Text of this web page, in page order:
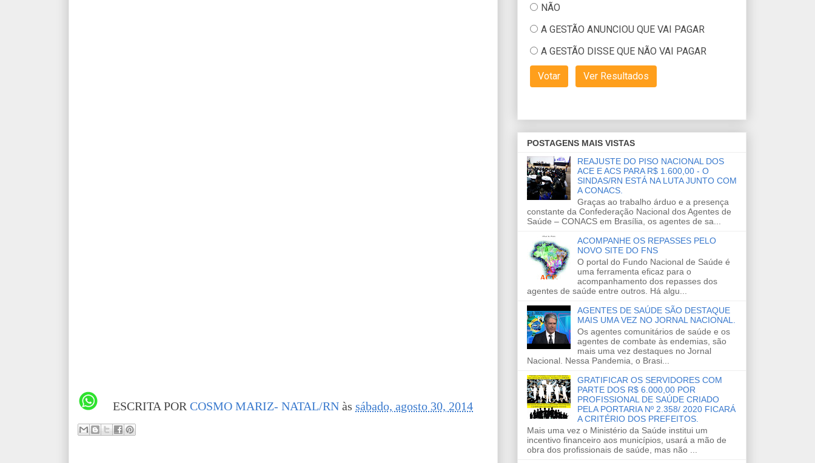
ESCRITA POR COSMO MARIZ- NATAL/RN às sábado, agosto 30, 2014
POSTAGENS MAIS VISTAS
REAJUSTE DO PISO NACIONAL DOS
ACE E ACS PARA R$ 1.600,00 - O
SINDAS/RN ESTÁ NA LUTA JUNTO COM
A CONACS.
Graças ao trabalho árduo e a presença
constante da Confederação Nacional dos Agentes de
Saúde – CONACS em Brasília, os agentes de sa...
ACOMPANHE OS REPASSES PELO
NOVO SITE DO FNS
O portal do Fundo Nacional de Saúde é
uma ferramenta eficaz para o
acompanhamento dos repasses dos
agentes de saúde entre outros. Há algu...
AGENTES DE SAÚDE SÃO DESTAQUE
MAIS UMA VEZ NO JORNAL NACIONAL.
Os agentes comunitários de saúde e os
agentes de combate às endemias, são
mais uma vez destaques no Jornal
Nacional. Nessa Pandemia, o Brasi...
GRATIFICAR OS SERVIDORES COM
PARTE DOS R$ 6.000,00 POR
PROFISSIONAL DE SAÚDE CRIADO
PELA PORTARIA Nº 2.358/ 2020 FICARÁ
A CRITÉRIO DOS PREFEITOS.
Mais uma vez o Ministério da Saúde institui um
incentivo financeiro aos municípios, usará a mão de
obra dos profissionais de saúde, mas não ...